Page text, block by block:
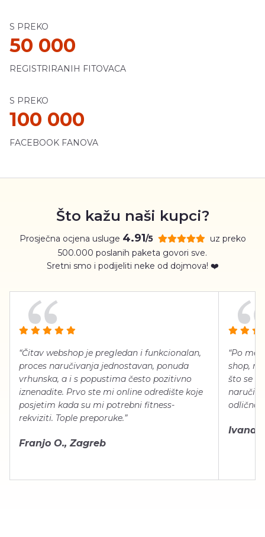
S PREKO
50 000
REGISTRIRANIH FITOVACA
S PREKO
100 000
FACEBOOK FANOVA
Što kažu naši kupci?
Prosječna ocjena usluge 4.91/5
uz preko
500.000 poslanih paketa govori sve.
Sretni smo i podijeliti neke od dojmova! ❤️
“Čitav webshop je pregledan i funkcionalan,
proces naručivanja jednostavan, ponuda
vrhunska, a i s popustima često pozitivno
iznenadite. Prvo ste mi online odredište koje
posjetim kada su mi potrebni fitness-
rekviziti. Tople preporuke.”
Franjo O., Zagreb
“Po
shop,
što se
naručiti,
odlično
Ivana